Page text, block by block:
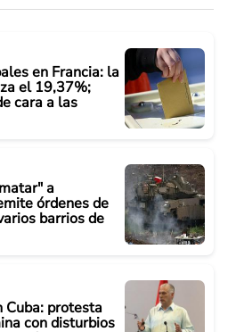
en Francia: la
el 19,37%;
cara a las
a
órdenes de
barrios de
Cuba: protesta
con disturbios